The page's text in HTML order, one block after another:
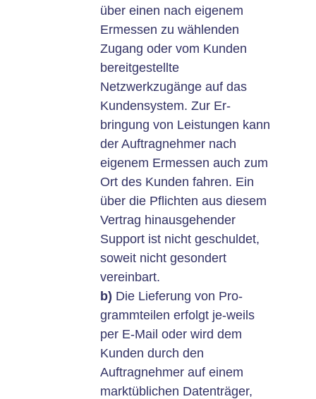
über einen nach eigenem
Ermessen zu wählenden
Zugang oder vom Kunden
bereitgestellte
Netzwerkzugänge auf das
Kundensystem. Zur Er-
bringung von Leistungen kann
der Auftragnehmer nach
eigenem Ermessen auch zum
Ort des Kunden fahren. Ein
über die Pflichten aus diesem
Vertrag hinausgehender
Support ist nicht geschuldet,
soweit nicht gesondert
vereinbart.
b) Die Lieferung von Pro-
grammteilen erfolgt je-weils
per E-Mail oder wird dem
Kunden durch den
Auftragnehmer auf einem
marktüblichen Datenträger,